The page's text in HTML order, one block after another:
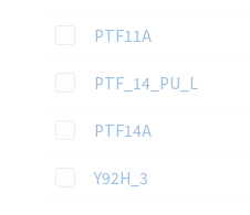
この資料を選択
PTF11A
この資料を選択
PTF_14_PU_L
この資料を選択
PTF14A
この資料を選択
Y92H_3